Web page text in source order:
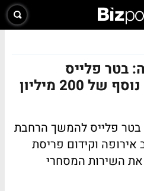
בטר פלייס
השלימה סבב גיוס נוסף של 200 מיליון
בטר פלייס להמשך הרחבת
אירופה וקידום פריסת
השירות המסחרי